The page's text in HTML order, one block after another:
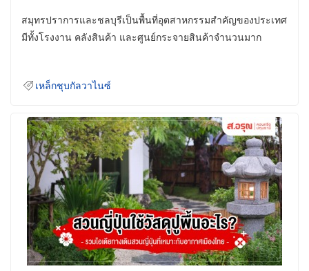
สมุทรปราการและชลบุรีเป็นพื้นที่อุตสาหกรรมสำคัญของประเทศ
มีทั้งโรงงาน คลังสินค้า และศูนย์กระจายสินค้าจำนวนมาก
เหล็กชุบกัลวาไนซ์